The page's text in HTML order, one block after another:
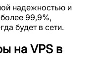
надежностью и
99,9%,
будет в сети.
на VPS в